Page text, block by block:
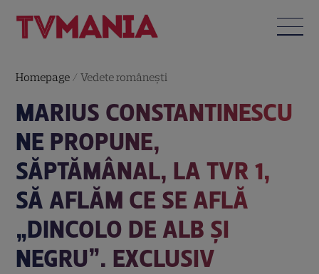
Homepage /Vedete româneşti
MARIUS CONSTANTINESCU
NE PROPUNE,
SĂPTĂMÂNAL, LA TVR 1,
SĂ AFLĂM CE SE AFLĂ
„DINCOLO DE ALB ȘI
NEGRU”. EXCLUSIV